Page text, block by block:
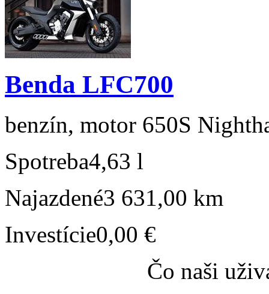
Benda LFC700
benzín, motor 650S
Spotreba4,63 l
Najazdené3 631,00 km
Investície0,00 €
Čo naši